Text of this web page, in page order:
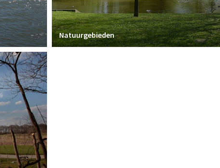
Natuurgebieden